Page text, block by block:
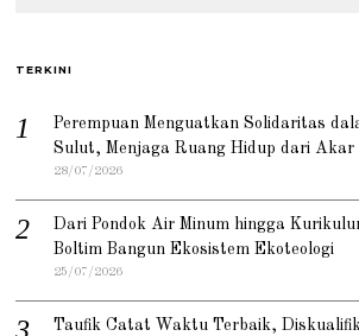
TERKINI
Perempuan Menguatkan Solidaritas
Sulut, Menjaga Ruang Hidup dari Akar
28/07/2026
Dari Pondok Air Minum hingga
Boltim Bangun Ekosistem Ekoteologi
25/07/2026
Taufik Catat Waktu Terbaik,